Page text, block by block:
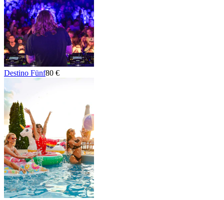
Destino Fünf80 €